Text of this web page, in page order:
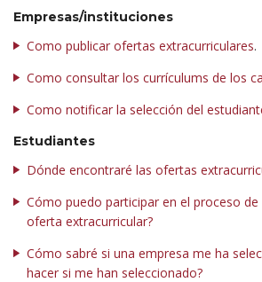
Empresas/instituciones
Como publicar ofertas extracurriculares.
Como consultar los currículums de los
Como notificar la selección del
Estudiantes
Dónde encontraré las ofertas
Cómo puedo participar en el proceso de
oferta extracurricular?
Cómo sabré si una empresa me ha
hacer si me han seleccionado?